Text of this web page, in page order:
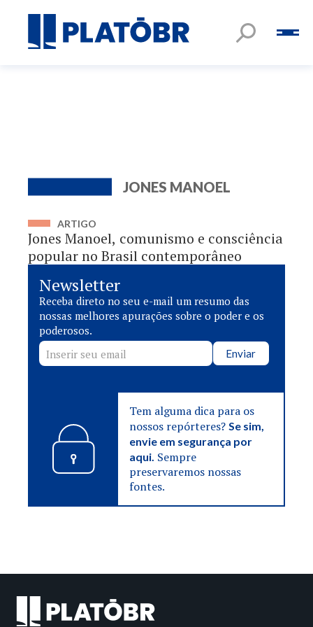
JONES MANOEL
ARTIGO
Jones Manoel, comunismo e consciência
popular no Brasil contemporâneo
Newsletter
Receba direto no seu e-mail um resumo das
nossas melhores apurações sobre o poder e os
poderosos.
Enviar
Tem alguma dica para os
nossos repórteres?Se sim,
envie em segurança por
aqui. Sempre
preservaremos nossas
fontes.